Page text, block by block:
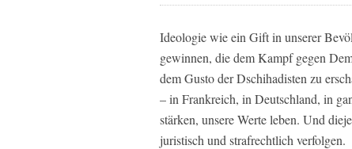
Ideologie wie ein Gift in unserer
gewinnen, die dem Kampf gegen
dem Gusto der Dschihadisten zu
– in Frankreich, in Deutschland, in
stärken, unsere Werte leben. Und
juristisch und strafrechtlich verfolgen.